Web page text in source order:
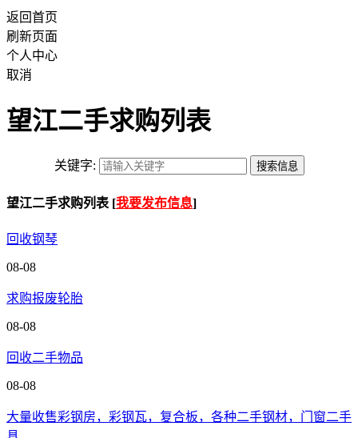
返回首页
刷新页面
个人中心
取消
望江二手求购列表
关键字:
望江二手求购列表 [我要发布信息]
回收钢琴
08-08
求购报废轮胎
08-08
回收二手物品
08-08
大量收售彩钢房，彩钢瓦，复合板，各种二手钢材，门窗二手